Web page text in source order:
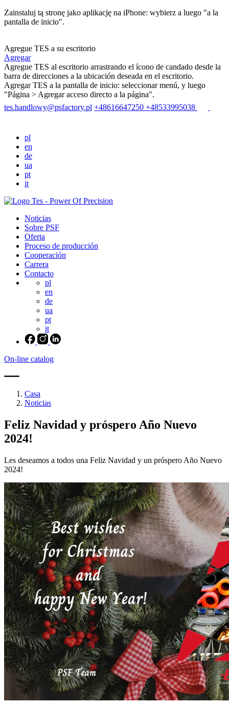
Zainstaluj tą stronę jako aplikację na iPhone: wybierz a luego "a la
pantalla de inicio".
Agregue TES a su escritorio
Agregar
Agregue TES al escritorio arrastrando el ícono de candado desde la
barra de direcciones a la ubicación deseada en el escritorio.
Agregar TES a la pantalla de inicio: seleccionar menú, y luego
"Página > Agregar acceso directo a la página".
tes.handlowy@psfactory.pl +48616647250 +48533995038
pl
en
de
ua
pt
it
Noticias
Sobre PSF
Oferta
Proceso de producción
Cooperación
Carrera
Contacto
pl
en
de
ua
pt
it
On-line catalog
Casa
Noticias
Feliz Navidad y próspero Año Nuevo
2024!
Les deseamos a todos una Feliz Navidad y un próspero Año Nuevo
2024!